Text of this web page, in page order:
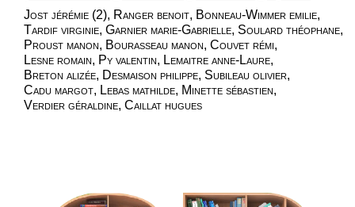
Jost jérémie (2), Ranger benoit, Bonneau-Wimmer emilie,
Tardif virginie, Garnier marie-Gabrielle, Soulard théophane,
Proust manon, Bourasseau manon, Couvet rémi,
Lesne romain, Py valentin, Lemaitre anne-Laure,
Breton alizée, Desmaison philippe, Subileau olivier,
Cadu margot, Lebas mathilde, Minette sébastien,
Verdier géraldine, Caillat hugues